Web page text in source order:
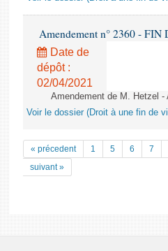
Amendement n° 2360 - FIN
Date de
dépôt :
02/04/2021
Amendement de M. Hetzel
Voir le dossier (Droit à une fin de
« précedent 1 5 6 7
suivant »